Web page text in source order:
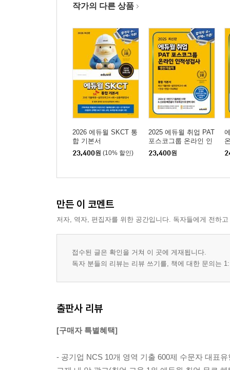
기술능력
직업윤리
PART Ⅲ NCS 기출변형 200제
의사소통능력
수리능력
문제해결능력
자원관리능력
대인관계능력
기술능력
직업윤리
PART Ⅳ NCS 실전모의 50제
NCS 실전모의 50제
PART Ⅰ NCS 실력진단 50제
PART Ⅱ NCS 기출복원 300제
PART Ⅳ NCS 실전모의 50제
작가의 다른 상품
2026 에듀윌 SKCT 통
합 기본서
23,400원 (10% 할인)
2025 에듀윌 취업 PAT
포스코그룹 온라인 인
적성검사 통합 기본서
(생산기술직)
23,400원
만든 이 코멘트
저자, 역자, 편집자를 위한 공간입니다. 독자들에게 전하
접수된 글은 확인을 거쳐 이 곳에 게재됩니다.
독자 분들의 리뷰는 리뷰 쓰기를, 책에 대한 문의는
출판사 리뷰
[구매자 특별혜택]
- 공기업 NCS 10개 영역 기출 600제 수문자 대표